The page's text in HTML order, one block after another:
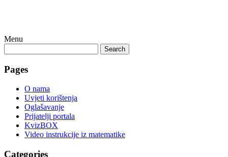
Menu
Search
Pages
O nama
Uvjeti korištenja
Oglašavanje
Prijatelji portala
KvizBOX
Video instrukcije iz matematike
Categories